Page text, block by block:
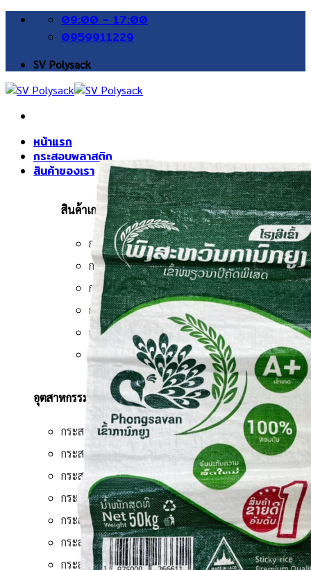
Skip
09:00 - 17:00
0959911229
SV Polysack
หน้าแรก
กระสอบพลาสติก
สินค้าของเรา
สินค้าเกษตร
กระสอบข้าวสาร
กระสอบข้าวเปลือก
กระสอบข้าวโพด
กระสอบถั่วเหลือง/ถั่วเขียว
กระสอบเมล็ดพันธ์
กระสอบอาหารสัตว์
อุตสาหกรรม
กระสอบปูน
กระสอบดิน
กระสอบทราย
กระสอบปุ๋ย
กระสอบแป้ง
กระสอบน้ำแข็ง
กระสอบน้ำตาล